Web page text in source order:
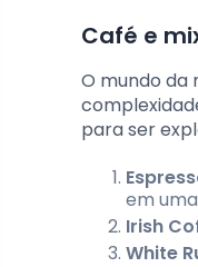
Café e
O mundo da
para ser
em
Irish
White